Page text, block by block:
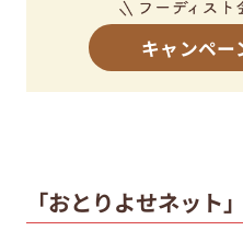
キャンペー
「おとりよせネット